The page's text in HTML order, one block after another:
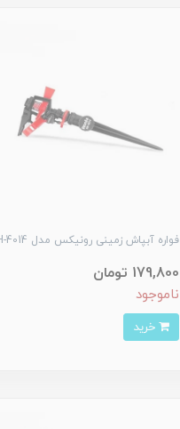
فواره آبپاش زمینی رونیکس مدل RH-4014
179,800 تومان
ناموجود
خرید